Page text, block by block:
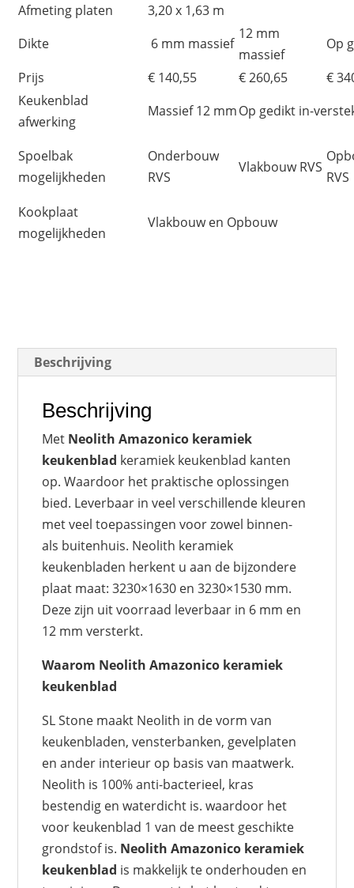
Afmeting platen
3,20 x 1,63 m
Dikte
6 mm massief
12 mm
massief
Op
Prijs
€ 140,55 € 260,65
€
Keukenblad
afwerking
Massief 12 mmOp gedikt in-
Spoelbak
mogelijkheden
Onderbouw
RVS
Vlakbouw RVS
RVS
Kookplaat
mogelijkheden
Vlakbouw en Opbouw
Beschrijving
Beschrijving
Met Neolith Amazonico keramiek
keukenblad keramiek keukenblad kanten
op. Waardoor het praktische oplossingen
bied. Leverbaar in veel verschillende kleuren
met veel toepassingen voor zowel binnen-
als buitenhuis. Neolith keramiek
keukenbladen herkent u aan de bijzondere
plaat maat: 3230×1630 en 3230×1530 mm.
Deze zijn uit voorraad leverbaar in 6 mm en
12 mm versterkt.
Waarom Neolith Amazonico keramiek
keukenblad
SL Stone maakt Neolith in de vorm van
keukenbladen, vensterbanken, gevelplaten
en ander interieur op basis van maatwerk.
Neolith is 100% anti-bacterieel, kras
bestendig en waterdicht is. waardoor het
voor keukenblad 1 van de meest geschikte
grondstof is. Neolith Amazonico keramiek
keukenblad is makkelijk te onderhouden en